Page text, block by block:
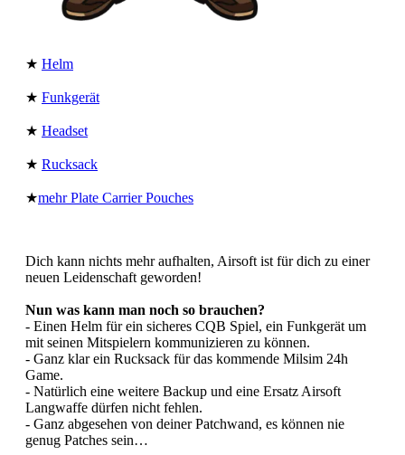
★ Helm
★ Funkgerät
★ Headset
★ Rucksack
★mehr Plate Carrier Pouches
Dich kann nichts mehr aufhalten, Airsoft ist für dich zu einer
neuen Leidenschaft geworden!
Nun was kann man noch so brauchen?
- Einen Helm für ein sicheres CQB Spiel, ein Funkgerät um
mit seinen Mitspielern kommunizieren zu können.
- Ganz klar ein Rucksack für das kommende Milsim 24h
Game.
- Natürlich eine weitere Backup und eine Ersatz Airsoft
Langwaffe dürfen nicht fehlen.
- Ganz abgesehen von deiner Patchwand, es können nie
genug Patches sein…